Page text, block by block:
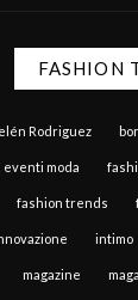
FASHION
Rodriguez
eventi moda
fashion trends
intimo
magazine